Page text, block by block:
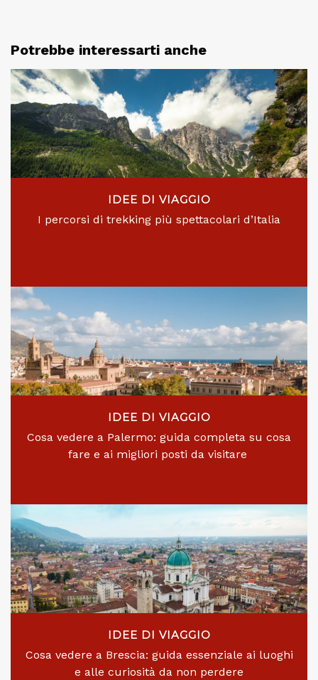
Potrebbe interessarti anche
IDEE DI VIAGGIO
I percorsi di trekking più spettacolari d’Italia
IDEE DI VIAGGIO
Cosa vedere a Palermo: guida completa su cosa
fare e ai migliori posti da visitare
IDEE DI VIAGGIO
Cosa vedere a Brescia: guida essenziale ai luoghi
e alle curiosità da non perdere